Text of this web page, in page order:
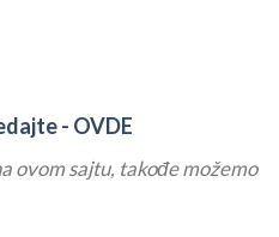
- OVDE
ovom sajtu, takođe možemo